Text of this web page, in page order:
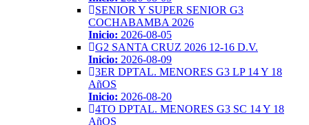
SENIOR Y SUPER SENIOR G3
COCHABAMBA 2026
Inicio: 2026-08-05
G2 SANTA CRUZ 2026 12-16 D.V.
Inicio: 2026-08-09
3ER DPTAL. MENORES G3 LP 14 Y 18
AñOS
Inicio: 2026-08-20
4TO DPTAL. MENORES G3 SC 14 Y 18
AñOS